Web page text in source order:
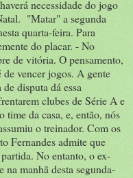
necessidade do jogo
"Matar" a segunda
quarta-feira. Para
do placar. - No
de vitória. O pensamento,
vencer jogos. A gente
disputa dá essa
clubes de Série A e
da casa, e, então, nós
o treinador. Com os
Fernandes admite que
No entanto, o ex-
manhã desta segunda-